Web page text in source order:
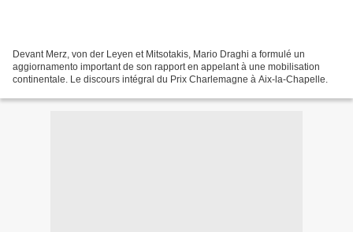
Devant Merz, von der Leyen et Mitsotakis, Mario Draghi a formulé un
aggiornamento important de son rapport en appelant à une mobilisation
continentale. Le discours intégral du Prix Charlemagne à Aix-la-Chapelle.